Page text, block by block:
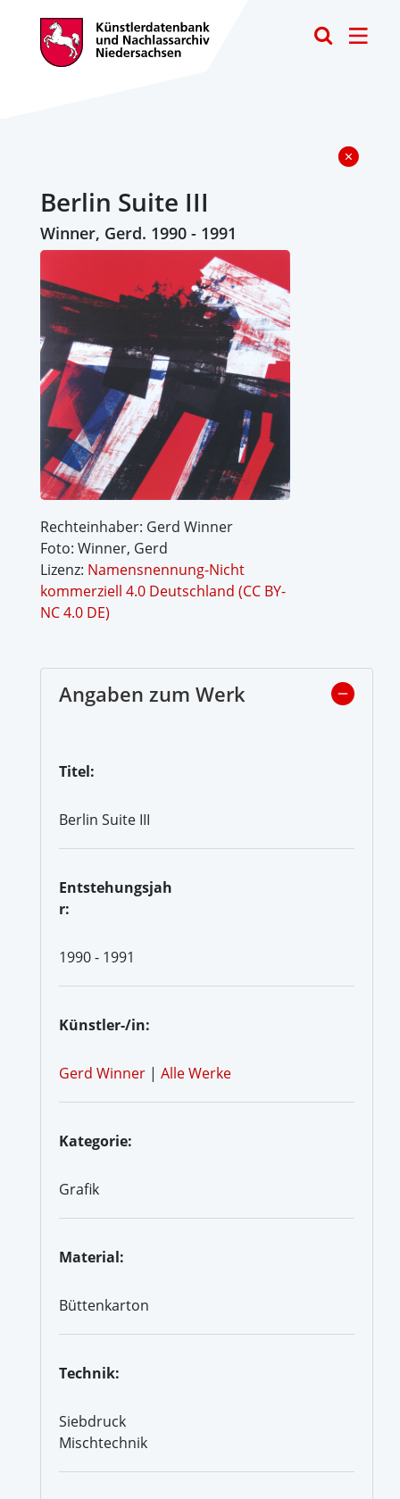
Berlin Suite III
Winner, Gerd. 1990 - 1991
Rechteinhaber: Gerd Winner
Foto: Winner, Gerd
Lizenz: Namensnennung-Nicht
kommerziell 4.0 Deutschland (CC BY-
NC 4.0 DE)
Angaben zum Werk
Titel:
Berlin Suite III
Entstehungsjah
r:
1990 - 1991
Künstler-/in:
Gerd Winner | Alle Werke
Kategorie:
Grafik
Material:
Büttenkarton
Technik:
Siebdruck
Mischtechnik